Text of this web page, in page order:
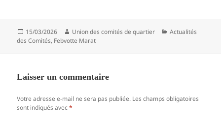
Publié
le
15/03/2026 Auteur
Union des comités de quartier Catégories
Actualités
des Comités, Febvotte Marat
Laisser un commentaire
Votre adresse e-mail ne sera pas publiée. Les champs obligatoires
sont indiqués avec*